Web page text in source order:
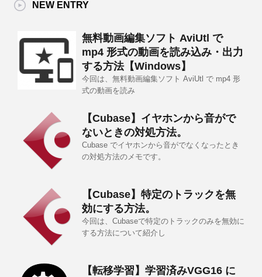
NEW ENTRY
無料動画編集ソフト AviUtl で
mp4 形式の動画を読み込み・出力
する方法【Windows】
今回は、無料動画編集ソフト AviUtl で mp4 形
式の動画を読み
【Cubase】イヤホンから音がで
ないときの対処方法。
Cubase でイヤホンから音がでなくなったとき
の対処方法のメモです。
【Cubase】特定のトラックを無
効にする方法。
今回は、Cubaseで特定のトラックのみを無効に
する方法について紹介し
【転移学習】学習済みVGG16 に